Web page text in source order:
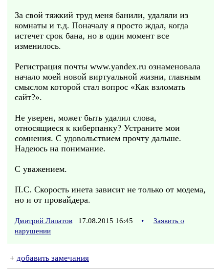
За свой тяжкий труд меня банили, удаляли из
комнаты и т.д. Поначалу я просто ждал, когда
истечет срок бана, но в один момент все
изменилось.
Регистрация почты www.yandex.ru ознаменовала
начало моей новой виртуальной жизни, главным
смыслом которой стал вопрос «Как взломать
сайт?».
Не уверен, может быть удалил слова,
относящиеся к киберпанку? Устраните мои
сомнения. С удовольствием прочту дальше.
Надеюсь на понимание.
С уважением.
П.С. Скорость инета зависит не только от модема,
но и от провайдера.
Дмитрий Липатов 17.08.2015 16:45 •
Заявить о
нарушении
+ добавить замечания